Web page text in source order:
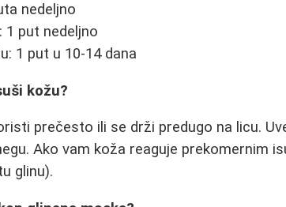
nedeljno
1 put nedeljno
1 put u 10-14 dana
kožu?
prečesto ili se drži predugo na licu.
Ako vam koža reaguje prekomernim
glinu).